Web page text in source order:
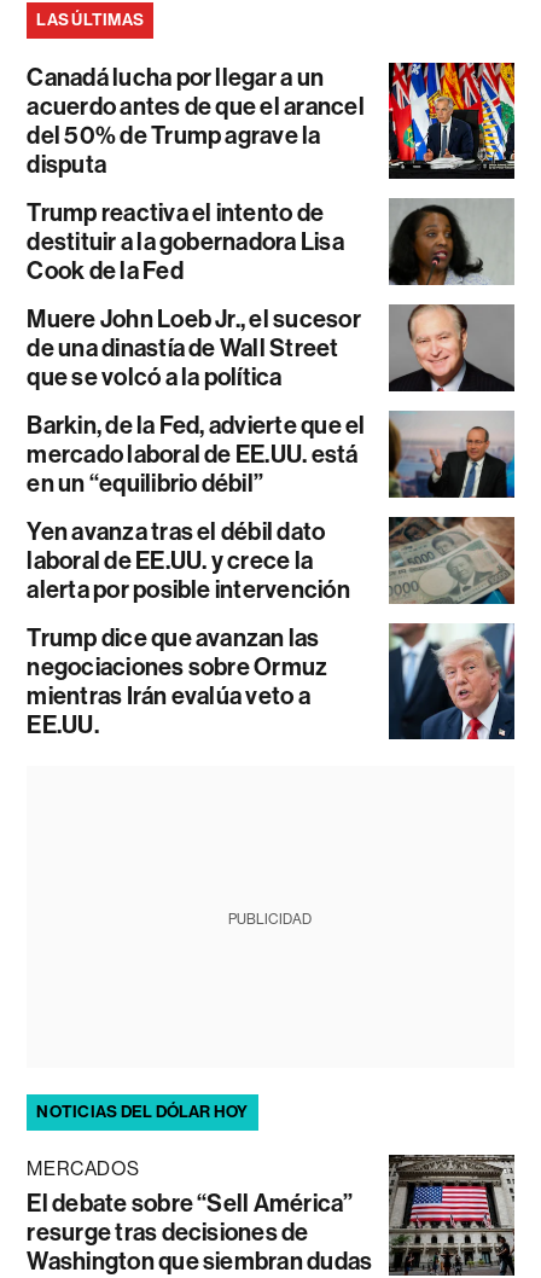
LAS ÚLTIMAS
Canadá lucha por llegar a un
acuerdo antes de que el arancel
del 50% de Trump agrave la
disputa
Trump reactiva el intento de
destituir a la gobernadora Lisa
Cook de la Fed
Muere John Loeb Jr., el sucesor
de una dinastía de Wall Street
que se volcó a la política
Barkin, de la Fed, advierte que el
mercado laboral de EE.UU. está
en un “equilibrio débil”
Yen avanza tras el débil dato
laboral de EE.UU. y crece la
alerta por posible intervención
Trump dice que avanzan las
negociaciones sobre Ormuz
mientras Irán evalúa veto a
EE.UU.
PUBLICIDAD
NOTICIAS DEL DÓLAR HOY
MERCADOS
El debate sobre “Sell América”
resurge tras decisiones de
Washington que siembran dudas